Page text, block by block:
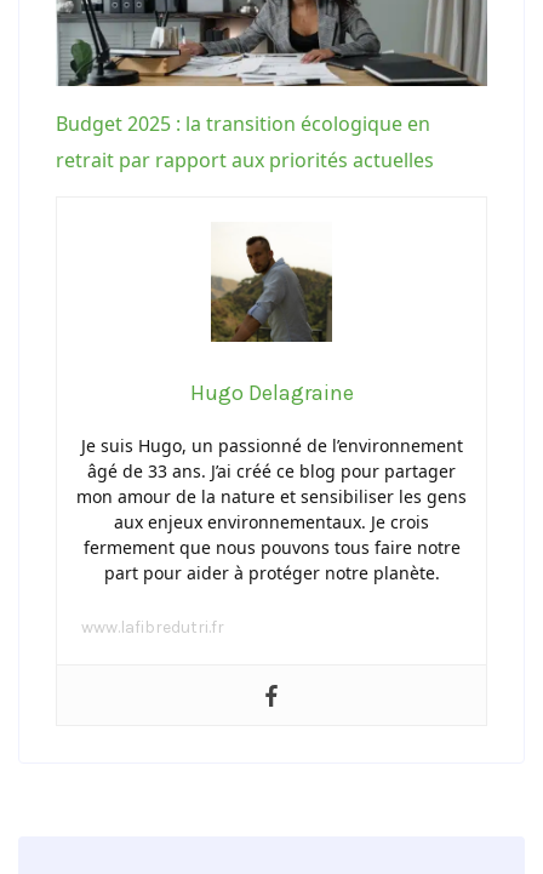
Budget 2025 : la transition écologique en
retrait par rapport aux priorités actuelles
Hugo Delagraine
Je suis Hugo, un passionné de l’environnement
âgé de 33 ans. J’ai créé ce blog pour partager
mon amour de la nature et sensibiliser les gens
aux enjeux environnementaux. Je crois
fermement que nous pouvons tous faire notre
part pour aider à protéger notre planète.
www.lafibredutri.fr